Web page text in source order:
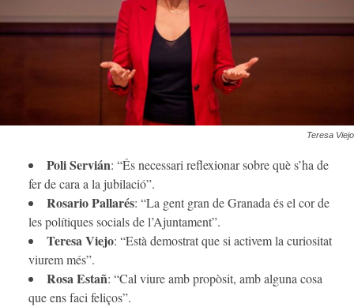
Teresa Viejo
Poli Servián: “És necessari reflexionar sobre què s’ha de
fer de cara a la jubilació”.
Rosario Pallarés: “La gent gran de Granada és el cor de
les polítiques socials de l’Ajuntament”.
Teresa Viejo: “Està demostrat que si activem la curiositat
viurem més”.
Rosa Estañ: “Cal viure amb propòsit, amb alguna cosa
que ens faci feliços”.